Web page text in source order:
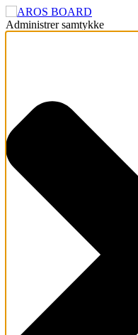
Administrer samtykke